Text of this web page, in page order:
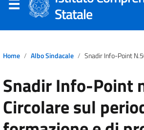
Statale
Home Albo Sindacale Snadir Info-Point N.505 -Circolare Sul Periodo Di Formazione E Di Prova – A.s. 2025/2026. Docenti Di Religione,
Snadir Info-Point
Circolare sul